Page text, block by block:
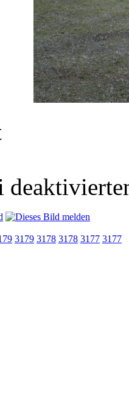
3179 3178 3178 3177 3177